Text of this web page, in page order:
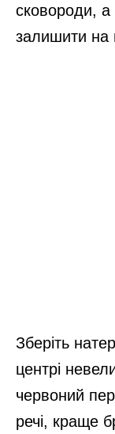
сковороди, а
залишити на
Зберіть
центрі
червоний
речі, краще